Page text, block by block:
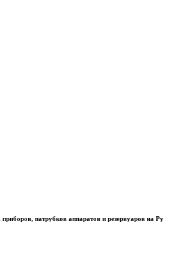
патрубков аппаратов и резервуаров на Ру